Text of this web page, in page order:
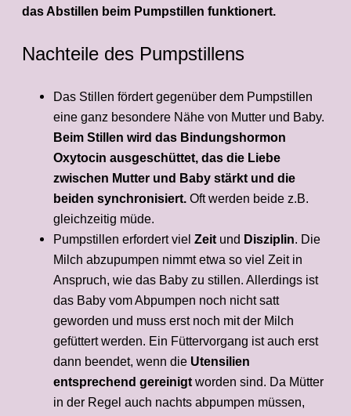
das Abstillen beim Pumpstillen funktionert.
Nachteile des Pumpstillens
Das Stillen fördert gegenüber dem Pumpstillen
eine ganz besondere Nähe von Mutter und Baby.
Beim Stillen wird das Bindungshormon
Oxytocin ausgeschüttet, das die Liebe
zwischen Mutter und Baby stärkt und die
beiden synchronisiert. Oft werden beide z.B.
gleichzeitig müde.
Pumpstillen erfordert viel Zeit und Disziplin. Die
Milch abzupumpen nimmt etwa so viel Zeit in
Anspruch, wie das Baby zu stillen. Allerdings ist
das Baby vom Abpumpen noch nicht satt
geworden und muss erst noch mit der Milch
gefüttert werden. Ein Füttervorgang ist auch erst
dann beendet, wenn die Utensilien
entsprechend gereinigt worden sind. Da Mütter
in der Regel auch nachts abpumpen müssen,